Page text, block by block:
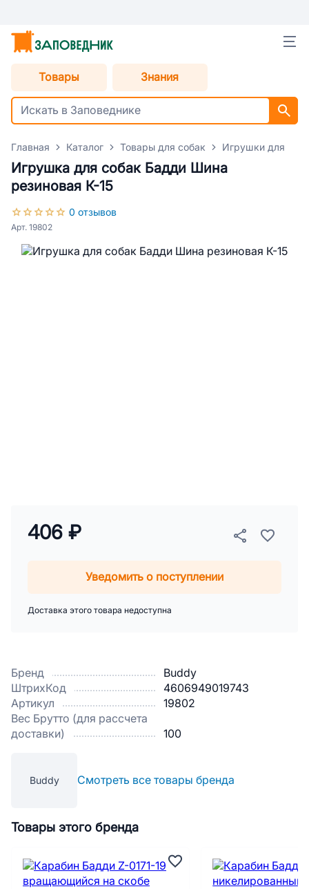
Товары Знания
Главная Каталог Товары для собак Игрушки для
Игрушка для собак Бадди Шина
резиновая К-15
0 отзывов
Арт. 19802
Бренд
Buddy
ШтрихКод
4606949019743
Артикул
19802
Вес Брутто (для рассчета
доставки)
100
Buddy Смотреть все товары бренда
406 ₽
Уведомить о поступлении
Доставка этого товара недоступна
Товары этого бренда